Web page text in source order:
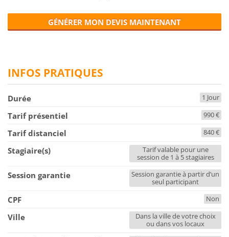
GÉNÉRER MON DEVIS MAINTENANT
INFOS PRATIQUES
Durée 1 Jour
Tarif présentiel 990 €
Tarif distanciel 840 €
Stagiaire(s)
Tarif valable pour une
session de 1 à 5 stagiaires
Session garantie
Session garantie à partir d’un
seul participant
CPF Non
Ville
Dans la ville de votre choix
ou dans vos locaux